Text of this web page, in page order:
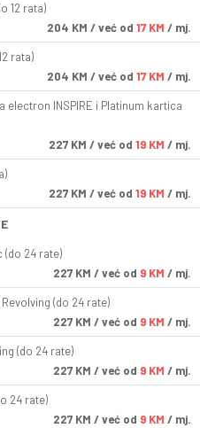
12 rata)
204 KM / već od 17 KM / mj.
rata)
204 KM / već od 17 KM / mj.
electron INSPIRE i Platinum kartica
227 KM / već od 19 KM / mj.
227 KM / već od 19 KM / mj.
(do 24 rate)
227 KM / već od 9 KM / mj.
(do 24 rate)
227 KM / već od 9 KM / mj.
(do 24 rate)
227 KM / već od 9 KM / mj.
24 rate)
227 KM / već od 9 KM / mj.